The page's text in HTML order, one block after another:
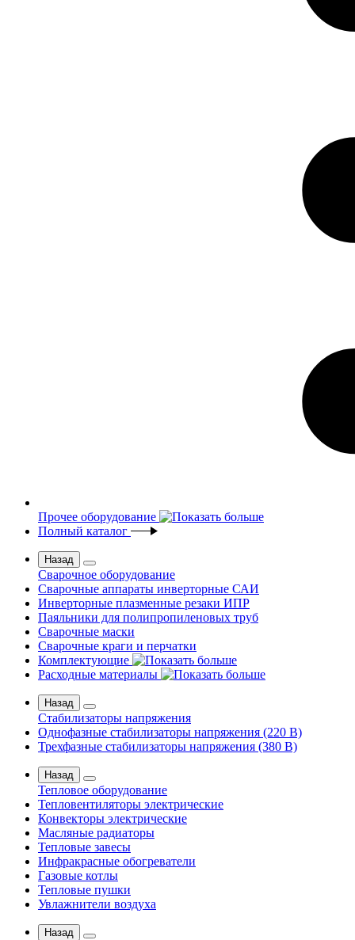
Прочее оборудование
Полный каталог
Назад
Сварочное оборудование
Сварочные аппараты инверторные САИ
Инверторные плазменные резаки ИПР
Паяльники для полипропиленовых труб
Сварочные маски
Сварочные краги и перчатки
Комплектующие
Расходные материалы
Назад
Стабилизаторы напряжения
Однофазные стабилизаторы напряжения (220 В)
Трехфазные стабилизаторы напряжения (380 В)
Назад
Тепловое оборудование
Тепловентиляторы электрические
Конвекторы электрические
Масляные радиаторы
Тепловые завесы
Инфракрасные обогреватели
Газовые котлы
Тепловые пушки
Увлажнители воздуха
Назад